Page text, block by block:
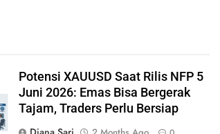
Potensi XAUUSD Saat Rilis NFP 5
Juni 2026: Emas Bisa Bergerak
Tajam, Traders Perlu Bersiap